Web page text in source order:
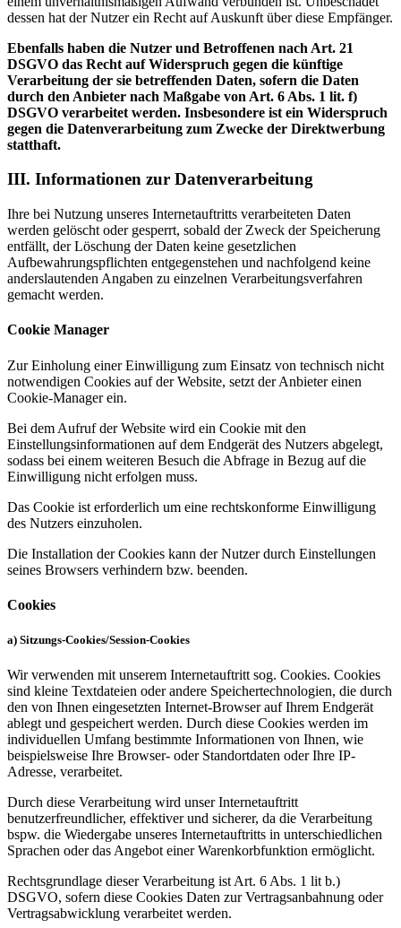
dessen hat der Nutzer ein Recht auf Auskunft über diese Empfänger.
Ebenfalls haben die Nutzer und Betroffenen nach Art. 21
DSGVO das Recht auf Widerspruch gegen die künftige
Verarbeitung der sie betreffenden Daten, sofern die Daten
durch den Anbieter nach Maßgabe von Art. 6 Abs. 1 lit. f)
DSGVO verarbeitet werden. Insbesondere ist ein Widerspruch
gegen die Datenverarbeitung zum Zwecke der Direktwerbung
statthaft.
III. Informationen zur Datenverarbeitung
Ihre bei Nutzung unseres Internetauftritts verarbeiteten Daten
werden gelöscht oder gesperrt, sobald der Zweck der Speicherung
entfällt, der Löschung der Daten keine gesetzlichen
Aufbewahrungspflichten entgegenstehen und nachfolgend keine
anderslautenden Angaben zu einzelnen Verarbeitungsverfahren
gemacht werden.
Cookie Manager
Zur Einholung einer Einwilligung zum Einsatz von technisch nicht
notwendigen Cookies auf der Website, setzt der Anbieter einen
Cookie-Manager ein.
Bei dem Aufruf der Website wird ein Cookie mit den
Einstellungsinformationen auf dem Endgerät des Nutzers abgelegt,
sodass bei einem weiteren Besuch die Abfrage in Bezug auf die
Einwilligung nicht erfolgen muss.
Das Cookie ist erforderlich um eine rechtskonforme Einwilligung
des Nutzers einzuholen.
Die Installation der Cookies kann der Nutzer durch Einstellungen
seines Browsers verhindern bzw. beenden.
Cookies
a) Sitzungs-Cookies/Session-Cookies
Wir verwenden mit unserem Internetauftritt sog. Cookies. Cookies
sind kleine Textdateien oder andere Speichertechnologien, die durch
den von Ihnen eingesetzten Internet-Browser auf Ihrem Endgerät
ablegt und gespeichert werden. Durch diese Cookies werden im
individuellen Umfang bestimmte Informationen von Ihnen, wie
beispielsweise Ihre Browser- oder Standortdaten oder Ihre IP-
Adresse, verarbeitet.
Durch diese Verarbeitung wird unser Internetauftritt
benutzerfreundlicher, effektiver und sicherer, da die Verarbeitung
bspw. die Wiedergabe unseres Internetauftritts in unterschiedlichen
Sprachen oder das Angebot einer Warenkorbfunktion ermöglicht.
Rechtsgrundlage dieser Verarbeitung ist Art. 6 Abs. 1 lit b.)
DSGVO, sofern diese Cookies Daten zur Vertragsanbahnung oder
Vertragsabwicklung verarbeitet werden.